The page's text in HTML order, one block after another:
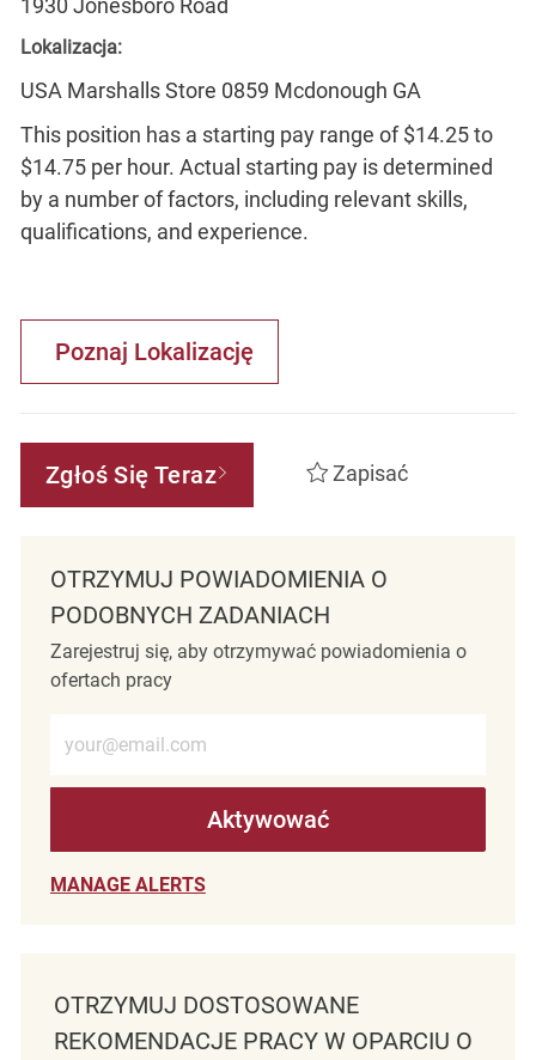
Lokalizacja:
USA Marshalls Store 0859 Mcdonough GA
This position has a starting pay range of $14.25 to
$14.75 per hour. Actual starting pay is determined
by a number of factors, including relevant skills,
qualifications, and experience.
Poznaj Lokalizację
Zgłoś Się Teraz Zapisać
OTRZYMUJ POWIADOMIENIA O
PODOBNYCH ZADANIACH
Zarejestruj się, aby otrzymywać powiadomienia o
ofertach pracy
Aktywować
MANAGE ALERTS
OTRZYMUJ DOSTOSOWANE
REKOMENDACJE PRACY W OPARCIU O